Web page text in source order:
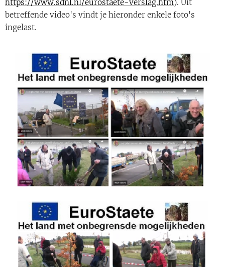
https://www.sdnl.nl/eurostaete-verslag.htm). Uit
betreffende video's vindt je hieronder enkele foto's
ingelast.